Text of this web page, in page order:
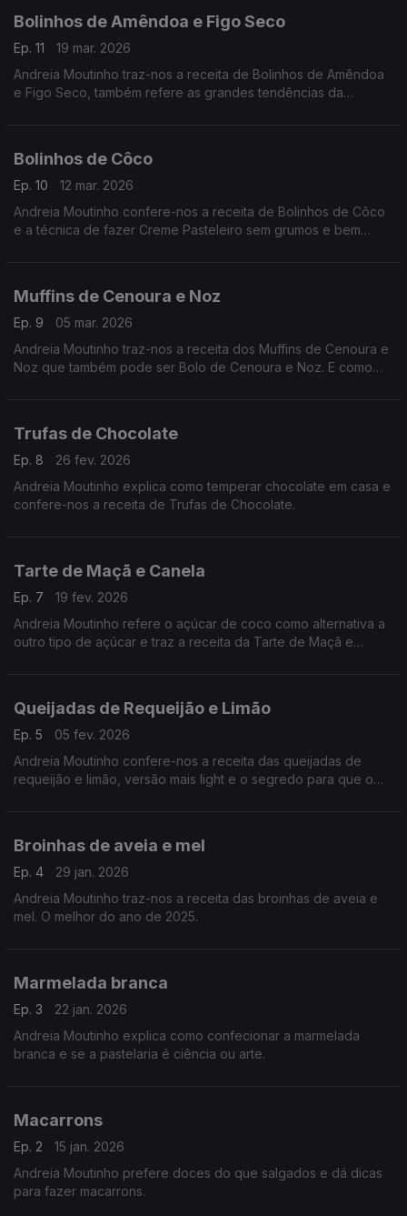
Bolinhos de Amêndoa e Figo Seco
Ep. 11
19 mar. 2026
Andreia Moutinho traz-nos a receita de Bolinhos de Amêndoa
e Figo Seco, também refere as grandes tendências da
Bolinhos de Côco
Ep. 10
12 mar. 2026
Andreia Moutinho confere-nos a receita de Bolinhos de Côco
e a técnica de fazer Creme Pasteleiro sem grumos e bem
Muffins de Cenoura e Noz
Ep. 9
05 mar. 2026
Andreia Moutinho traz-nos a receita dos Muffins de Cenoura e
Noz que também pode ser Bolo de Cenoura e Noz. E como
Trufas de Chocolate
Ep. 8
26 fev. 2026
Andreia Moutinho explica como temperar chocolate em casa e
confere-nos a receita de Trufas de Chocolate.
Tarte de Maçã e Canela
Ep. 7
19 fev. 2026
Andreia Moutinho refere o açúcar de coco como alternativa a
outro tipo de açúcar e traz a receita da Tarte de Maçã e
Queijadas de Requeijão e Limão
Ep. 5
05 fev. 2026
Andreia Moutinho confere-nos a receita das queijadas de
requeijão e limão, versão mais light e o segredo para que o
Broinhas de aveia e mel
Ep. 4
29 jan. 2026
Andreia Moutinho traz-nos a receita das broinhas de aveia e
mel. O melhor do ano de 2025.
Marmelada branca
Ep. 3
22 jan. 2026
Andreia Moutinho explica como confecionar a marmelada
branca e se a pastelaria é ciência ou arte.
Macarrons
Ep. 2
15 jan. 2026
Andreia Moutinho prefere doces do que salgados e dá dicas
para fazer macarrons.